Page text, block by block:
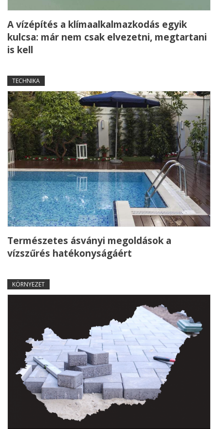
A vízépítés a klímaalkalmazkodás egyik
kulcsa: már nem csak elvezetni, megtartani
is kell
TECHNIKA
Természetes ásványi megoldások a
vízszűrés hatékonyságáért
KÖRNYEZET